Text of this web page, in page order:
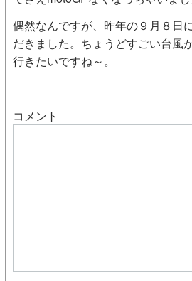
偶然なんですが、昨年の９月８日
だきました。ちょうどすごい台風
行きたいですね～。
コメント